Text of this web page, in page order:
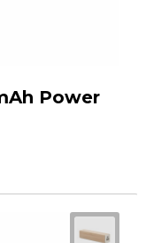
Power